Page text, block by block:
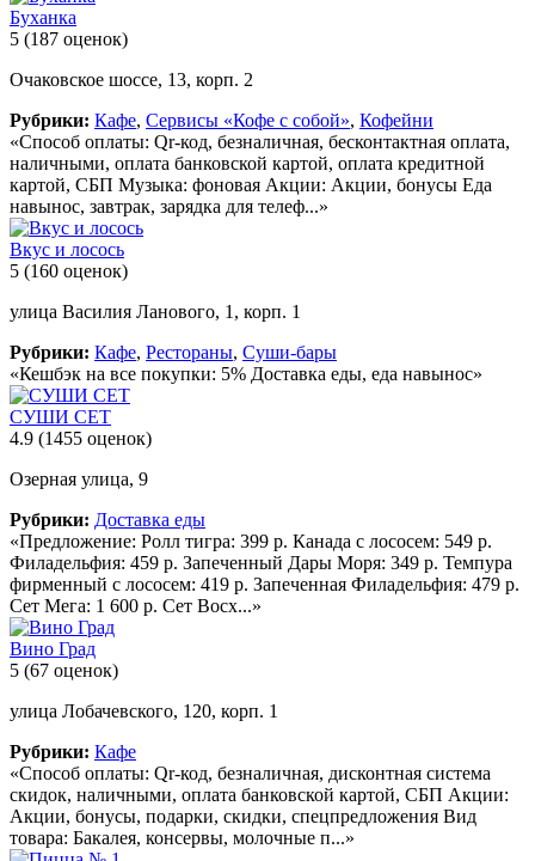
Буханка
5 (187 оценок)
Очаковское шоссе, 13, корп. 2
Рубрики: Кафе, Сервисы «Кофе с собой», Кофейни
«Способ оплаты: Qr-код, безналичная, бесконтактная оплата,
наличными, оплата банковской картой, оплата кредитной
картой, СБП Музыка: фоновая Акции: Акции, бонусы Еда
навынос, завтрак, зарядка для телеф...»
Вкус и лосось
5 (160 оценок)
улица Василия Ланового, 1, корп. 1
Рубрики: Кафе, Рестораны, Суши-бары
«Кешбэк на все покупки: 5% Доставка еды, еда навынос»
СУШИ СЕТ
4.9 (1455 оценок)
Озерная улица, 9
Рубрики: Доставка еды
«Предложение: Ролл тигра: 399 р. Канада с лососем: 549 р.
Филадельфия: 459 р. Запеченный Дары Моря: 349 р. Темпура
фирменный с лососем: 419 р. Запеченная Филадельфия: 479 р.
Сет Мега: 1 600 р. Сет Восх...»
Вино Град
5 (67 оценок)
улица Лобачевского, 120, корп. 1
Рубрики: Кафе
«Способ оплаты: Qr-код, безналичная, дисконтная система
скидок, наличными, оплата банковской картой, СБП Акции:
Акции, бонусы, подарки, скидки, спецпредложения Вид
товара: Бакалея, консервы, молочные п...»